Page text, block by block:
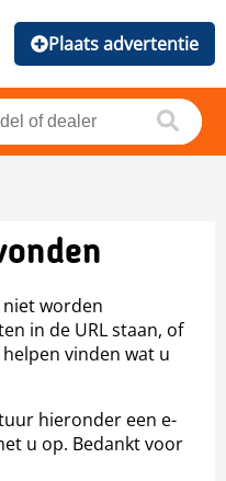
Plaats advertentie
niet worden
in de URL staan, of
vinden wat u
hieronder een e-
u op. Bedankt voor